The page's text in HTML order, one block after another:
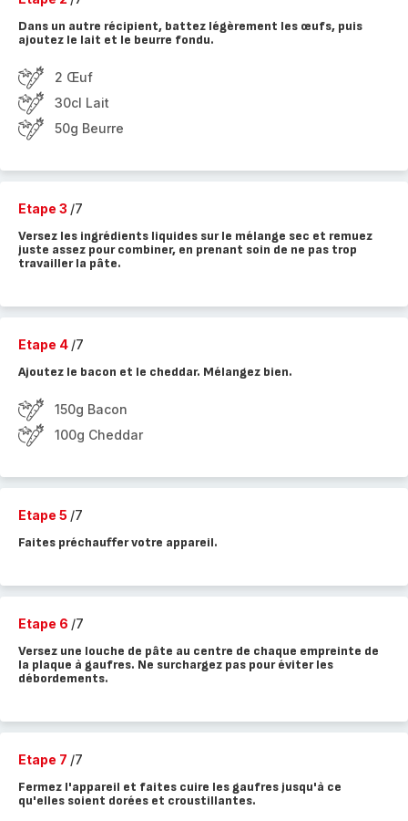
Dans un autre récipient, battez légèrement les œufs, puis
ajoutez le lait et le beurre fondu.
2 Œuf
30cl Lait
50g Beurre
Etape 3 /7
Versez les ingrédients liquides sur le mélange sec et remuez
juste assez pour combiner, en prenant soin de ne pas trop
travailler la pâte.
Etape 4 /7
Ajoutez le bacon et le cheddar. Mélangez bien.
150g Bacon
100g Cheddar
Etape 5 /7
Faites préchauffer votre appareil.
Etape 6 /7
Versez une louche de pâte au centre de chaque empreinte de
la plaque à gaufres. Ne surchargez pas pour éviter les
débordements.
Etape 7 /7
Fermez l'appareil et faites cuire les gaufres jusqu'à ce
qu'elles soient dorées et croustillantes.